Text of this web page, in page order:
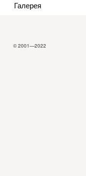
Галерея
© 2001—2022